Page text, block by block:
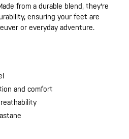
from a durable blend, they're
ensuring your feet are
or everyday adventure.
and comfort